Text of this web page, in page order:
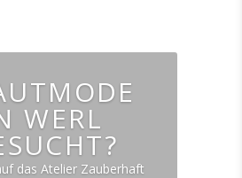
WERL
das Atelier Zauberhaft